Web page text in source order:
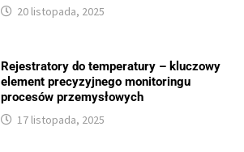
20 listopada, 2025
Rejestratory do temperatury – kluczowy
element precyzyjnego monitoringu
procesów przemysłowych
17 listopada, 2025